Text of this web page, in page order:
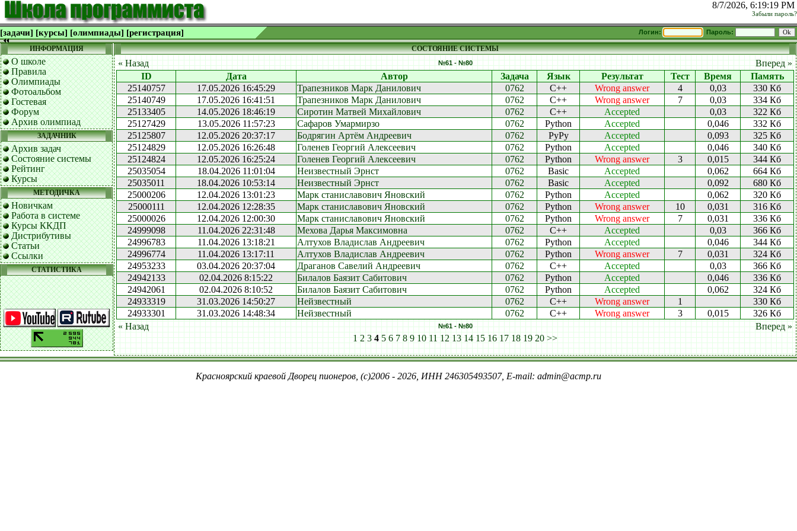
8/7/2026, 6:19:19 PM
Забыли пароль?
[задачи] [курсы] [олимпиады] [регистрация] Логин: Пароль:
ИНФОРМАЦИЯ
О школе
Правила
Олимпиады
Фотоальбом
Гостевая
Форум
Архив олимпиад
ЗАДАЧНИК
Архив задач
Состояние системы
Рейтинг
Курсы
МЕТОДИЧКА
Новичкам
Работа в системе
Курсы ККДП
Дистрибутивы
Статьи
Ссылки
СТАТИСТИКА
СОСТОЯНИЕ СИСТЕМЫ
« Назад №61 - №80
Вперед »
ID
Дата Автор Задача Язык Результат Тест Время
Память
25140757
17.05.2026 16:45:29 Трапезников Марк Данилович 0762 C++ Wrong answer 4 0,03
330 Кб
25140749
17.05.2026 16:41:51 Трапезников Марк Данилович 0762 C++ Wrong answer 7 0,03
334 Кб
25133405
14.05.2026 18:46:19 Сиротин Матвей Михайлович 0762 C++ Accepted 0,03
322 Кб
25127429
13.05.2026 11:57:23 Сафаров Умармирзо 0762 Python Accepted 0,046
332 Кб
25125807
12.05.2026 20:37:17 Бодрягин Артём Андреевич 0762 PyPy Accepted 0,093
325 Кб
25124829
12.05.2026 16:26:48 Голенев Георгий Алексеевич 0762 Python Accepted 0,046
340 Кб
25124824
12.05.2026 16:25:24 Голенев Георгий Алексеевич 0762 Python Wrong answer 3 0,015
344 Кб
25035054
18.04.2026 11:01:04 Неизвестный Эрнст 0762 Basic Accepted 0,062
664 Кб
25035011
18.04.2026 10:53:14 Неизвестный Эрнст 0762 Basic Accepted 0,092
680 Кб
25000206
12.04.2026 13:01:23 Марк станиславович Яновский 0762 Python Accepted 0,062
320 Кб
25000111
12.04.2026 12:28:35 Марк станиславович Яновский 0762 Python Wrong answer 10 0,031
316 Кб
25000026
12.04.2026 12:00:30 Марк станиславович Яновский 0762 Python Wrong answer 7 0,031
336 Кб
24999098
11.04.2026 22:31:48 Мехова Дарья Максимовна 0762 C++ Accepted 0,03
366 Кб
24996783
11.04.2026 13:18:21 Алтухов Владислав Андреевич 0762 Python Accepted 0,046
344 Кб
24996774
11.04.2026 13:17:11 Алтухов Владислав Андреевич 0762 Python Wrong answer 7 0,031
324 Кб
24953233
03.04.2026 20:37:04 Драганов Савелий Андреевич 0762 C++ Accepted 0,03
366 Кб
24942133
02.04.2026 8:15:22 Билалов Баязит Сабитович 0762 Python Accepted 0,046
336 Кб
24942061
02.04.2026 8:10:52 Билалов Баязит Сабитович 0762 Python Accepted 0,062
324 Кб
24933319
31.03.2026 14:50:27 Нейзвестный 0762 C++ Wrong answer 1
330 Кб
24933301
31.03.2026 14:48:34 Нейзвестный 0762 C++ Wrong answer 3 0,015
326 Кб
« Назад
№61 - №80
Вперед »
1 2 3 4 5 6 7 8 9 10 11 12 13 14 15 16 17 18 19 20 >>
Красноярский краевой Дворец пионеров, (c)2006 - 2026, ИНН 246305493507, E-mail: admin@acmp.ru